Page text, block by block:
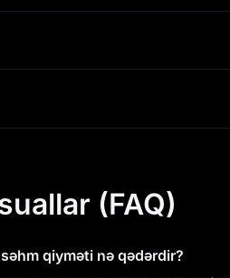
(FAQ)
səhm qiyməti nə qədərdir?